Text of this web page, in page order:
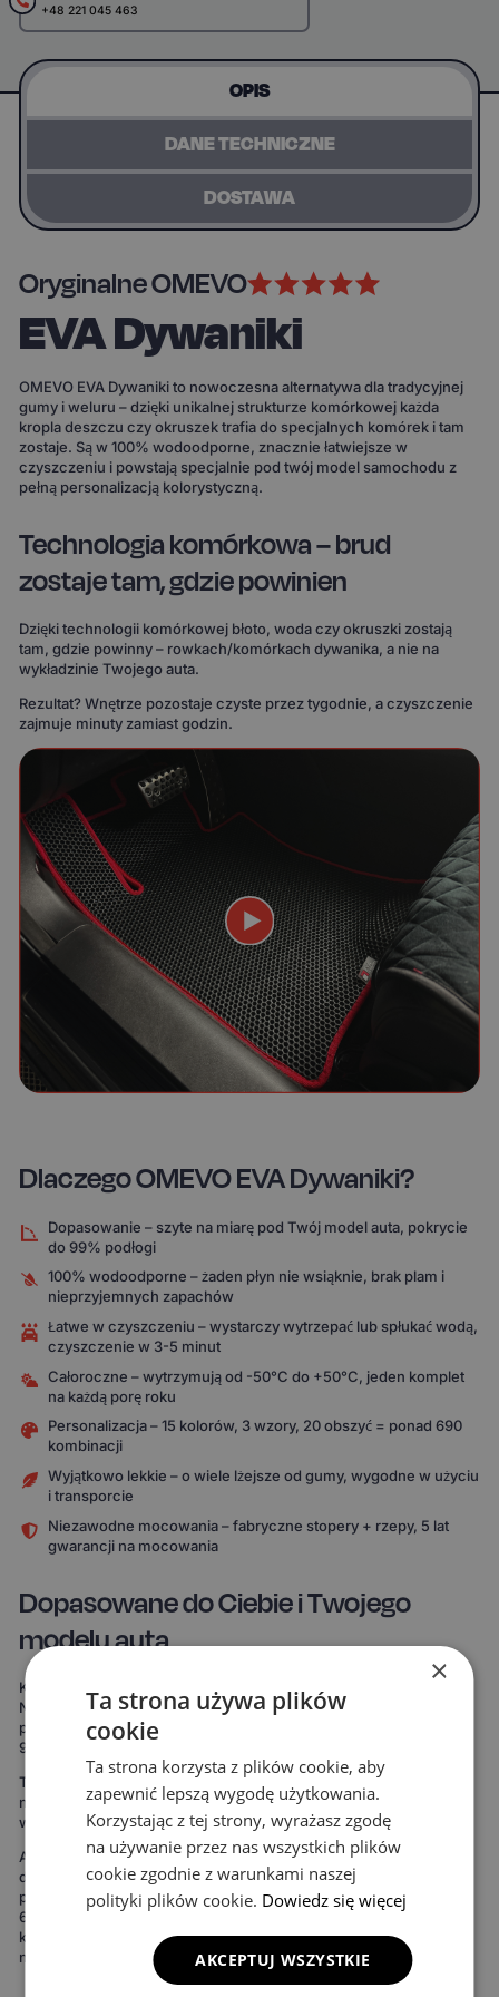
+48 221 045 463
OPIS
DANE TECHNICZNE
DOSTAWA
Oryginalne OMEVO
EVA Dywaniki
OMEVO EVA Dywaniki to nowoczesna alternatywa dla tradycyjnej
gumy i weluru – dzięki unikalnej strukturze komórkowej każda
kropla deszczu czy okruszek trafia do specjalnych komórek i tam
zostaje. Są w 100% wodoodporne, znacznie łatwiejsze w
czyszczeniu i powstają specjalnie pod twój model samochodu z
pełną personalizacją kolorystyczną.
Technologia komórkowa – brud
zostaje tam, gdzie powinien
Dzięki technologii komórkowej błoto, woda czy okruszki zostają
tam, gdzie powinny – rowkach/komórkach dywanika, a nie na
wykładzinie Twojego auta.
Rezultat? Wnętrze pozostaje czyste przez tygodnie, a czyszczenie
zajmuje minuty zamiast godzin.
Dlaczego OMEVO EVA Dywaniki?
Dopasowanie – szyte na miarę pod Twój model auta, pokrycie
do 99% podłogi
100% wodoodporne – żaden płyn nie wsiąknie, brak plam i
nieprzyjemnych zapachów
Łatwe w czyszczeniu – wystarczy wytrzepać lub spłukać wodą,
czyszczenie w 3-5 minut
Całoroczne – wytrzymują od -50°C do +50°C, jeden komplet
na każdą porę roku
Personalizacja – 15 kolorów, 3 wzory, 20 obszyć = ponad 690
kombinacji
Wyjątkowo lekkie – o wiele lżejsze od gumy, wygodne w użyciu
i transporcie
Niezawodne mocowania – fabryczne stopery + rzepy, 5 lat
gwarancji na mocowania
Dopasowane do Ciebie i Twojego
modelu auta
Każdy komplet powstaje specjalnie pod Twój model samochodu.
Nie korzystamy z uniwersalnych szablonów, które „mniej więcej
pasują". Nasze dywaniki są mierzone od zera, by pokryć nawet do
99% podłogi twojego auta.
To oznacza maksymalną ochronę podłogi – zdecydowanie więcej
niż w przypadku uniwersalnych mat. Rezultat widać od razu:
wnętrze wygląda bardziej spójnie, elegancko i zadbanie.
Ale to nie wszystko. Możesz też stworzyć dywaniki idealnie
dopasowane do Twojego stylu. Do wyboru masz 15 kolorów
powierzchni, 3 wzory komórek i 20 wariantów obszycia – to ponad
690 kombinacji! Możesz wybrać dywaniki, które idealnie
komponują się z wnętrzem Twojego auta lub nadają mu zupełnie
nowy charakter.
×
Ta strona używa plików
cookie
Ta strona korzysta z plików cookie, aby
zapewnić lepszą wygodę użytkowania.
Korzystając z tej strony, wyrażasz zgodę
na używanie przez nas wszystkich plików
cookie zgodnie z warunkami naszej
polityki plików cookie. Dowiedz się więcej
AKCEPTUJ WSZYSTKIE